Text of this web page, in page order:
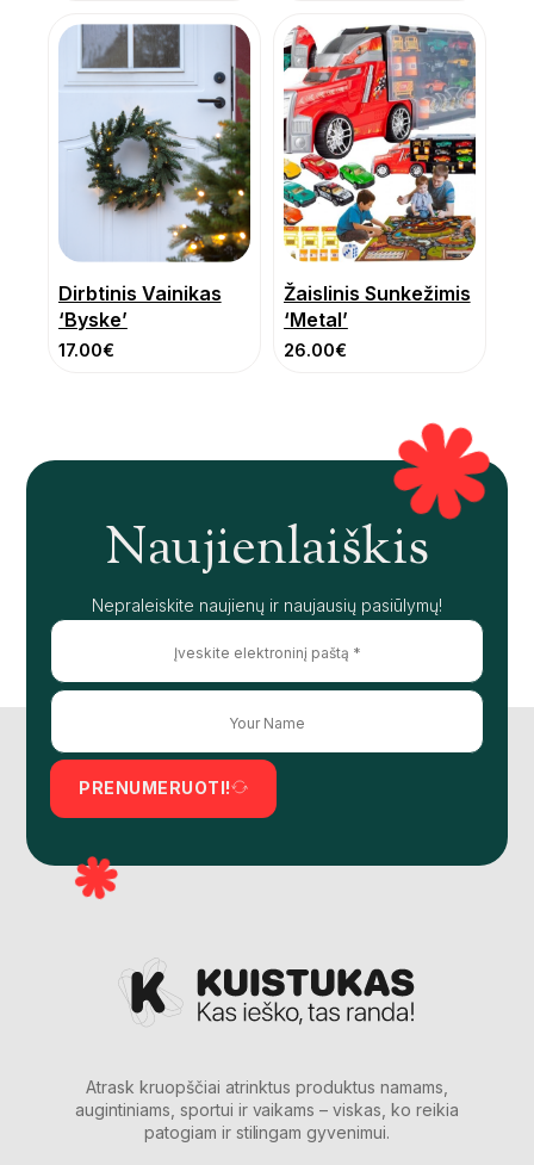
Dirbtinis Vainikas
‘Byske’
17.00€
Žaislinis Sunkežimis
‘Metal’
26.00€
Naujienlaiškis
Nepraleiskite naujienų ir naujausių pasiūlymų!
PRENUMERUOTI!
Atrask kruopščiai atrinktus produktus namams,
augintiniams, sportui ir vaikams – viskas, ko reikia
patogiam ir stilingam gyvenimui.